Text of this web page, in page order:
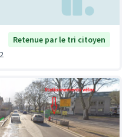
Retenue par le tri citoyen
2